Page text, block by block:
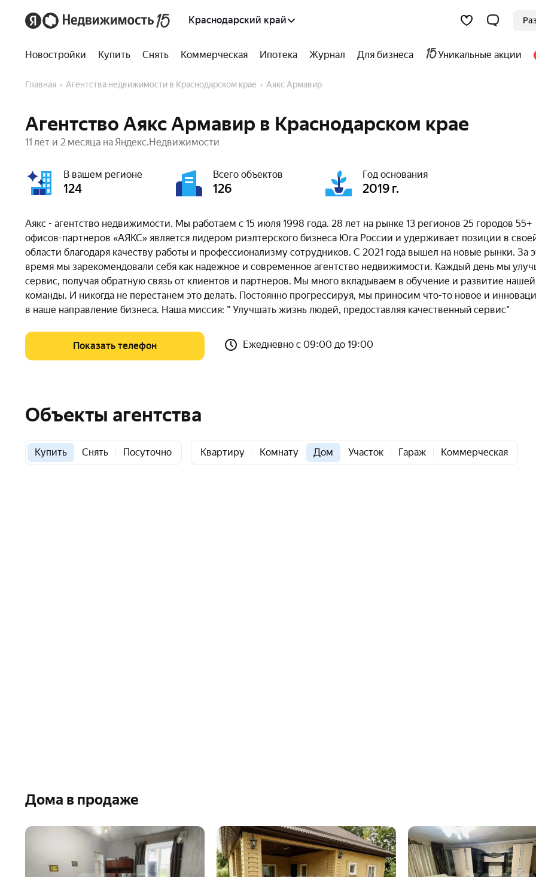
Краснодарский край
Новостройки Купить Снять Коммерческая Ипотека Журнал Для бизнеса Уникальные акции
Главная Агентства недвижимости в Краснодарском крае Аякс Армавир
Агентство Аякс Армавир в Краснодарском крае
11 лет и 2 месяца на Яндекс.Недвижимости
В вашем регионе
124
Всего объектов
126
Год основания
2019 г.
Аякс - агентство недвижимости. Мы работаем с 15 июля 1998 года. 28 лет на рынке 13 регионов 25 городов 55+
офисов-партнеров «АЯКС» является лидером риэлтерского бизнеса Юга России и удерживает позиции в
области благодаря качеству работы и профессионализму сотрудников. С 2021 года вышел на новые рынки. За
время мы зарекомендовали себя как надежное и современное агентство недвижимости. Каждый день мы
сервис, получая обратную связь от клиентов и партнеров. Мы много вкладываем в обучение и развитие нашей
команды. И никогда не перестанем это делать. Постоянно прогрессируя, мы приносим что-то новое и
в наше направление бизнеса. Наша миссия: " Улучшать жизнь людей, предоставляя качественный сервис"
Показать телефон Ежедневно с 09:00 до 19:00
Объекты агентства
Купить Снять Посуточно Квартиру Комнату Дом Участок Гараж Коммерческая
Дома в продаже